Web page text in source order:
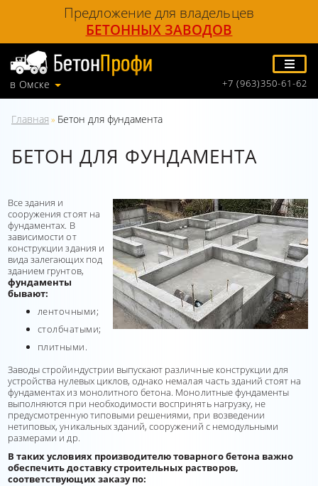
Предложение для владельцев
БЕТОННЫХ ЗАВОДОВ
в Омске +7 (963)350-61-62
Главная » Бетон для фундамента
БЕТОН ДЛЯ ФУНДАМЕНТА
Все здания и
сооружения стоят на
фундаментах. В
зависимости от
конструкции здания и
вида залегающих под
зданием грунтов,
фундаменты
бывают:
ленточными;
столбчатыми;
плитными.
Заводы стройиндустрии выпускают различные конструкции для
устройства нулевых циклов, однако немалая часть зданий стоят на
фундаментах из монолитного бетона. Монолитные фундаменты
выполняются при необходимости воспринять нагрузку, не
предусмотренную типовыми решениями, при возведении
нетиповых, уникальных зданий, сооружений с немодульными
размерами и др.
В таких условиях производителю товарного бетона важно
обеспечить доставку строительных растворов,
соответствующих заказу по: